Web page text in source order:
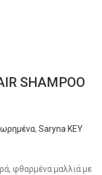
SHAMPOO
, Saryna KEY
φθαρμένα μαλλιά με